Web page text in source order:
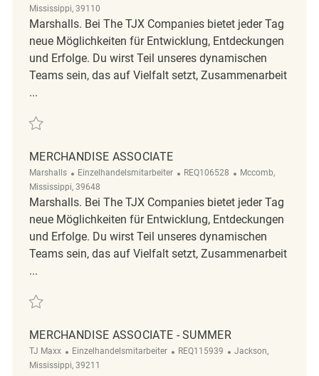
Mississippi, 39110
Marshalls. Bei The TJX Companies bietet jeder Tag
neue Möglichkeiten für Entwicklung, Entdeckungen
und Erfolge. Du wirst Teil unseres dynamischen
Teams sein, das auf Vielfalt setzt, Zusammenarbeit
...
Retten merchandise associate REQ130526
MERCHANDISE ASSOCIATE
Marshalls Kategorie
Einzelhandelsmitarbeiter ReqId
REQ106528 Ort
Mccomb,
Mississippi, 39648
Marshalls. Bei The TJX Companies bietet jeder Tag
neue Möglichkeiten für Entwicklung, Entdeckungen
und Erfolge. Du wirst Teil unseres dynamischen
Teams sein, das auf Vielfalt setzt, Zusammenarbeit
...
Retten Merchandise Associate REQ106528
MERCHANDISE ASSOCIATE - SUMMER
TJ Maxx Kategorie
Einzelhandelsmitarbeiter ReqId
REQ115939 Ort
Jackson,
Mississippi, 39211